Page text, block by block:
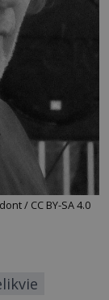
/ CC BY-SA 4.0